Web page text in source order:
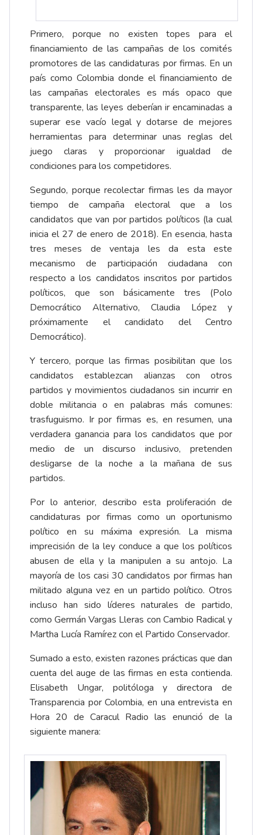
Primero, porque no existen topes para el
financiamiento de las campañas de los comités
promotores de las candidaturas por firmas. En un
país como Colombia donde el financiamiento de
las campañas electorales es más opaco que
transparente, las leyes deberían ir encaminadas a
superar ese vacío legal y dotarse de mejores
herramientas para determinar unas reglas del
juego claras y proporcionar igualdad de
condiciones para los competidores.
Segundo, porque recolectar firmas les da mayor
tiempo de campaña electoral que a los
candidatos que van por partidos políticos (la cual
inicia el 27 de enero de 2018). En esencia, hasta
tres meses de ventaja les da esta este
mecanismo de participación ciudadana con
respecto a los candidatos inscritos por partidos
políticos, que son básicamente tres (Polo
Democrático Alternativo, Claudia López y
próximamente el candidato del Centro
Democrático).
Y tercero, porque las firmas posibilitan que los
candidatos establezcan alianzas con otros
partidos y movimientos ciudadanos sin incurrir en
doble militancia o en palabras más comunes:
trasfuguismo. Ir por firmas es, en resumen, una
verdadera ganancia para los candidatos que por
medio de un discurso inclusivo, pretenden
desligarse de la noche a la mañana de sus
partidos.
Por lo anterior, describo esta proliferación de
candidaturas por firmas como un oportunismo
político en su máxima expresión. La misma
imprecisión de la ley conduce a que los políticos
abusen de ella y la manipulen a su antojo. La
mayoría de los casi 30 candidatos por firmas han
militado alguna vez en un partido político. Otros
incluso han sido líderes naturales de partido,
como Germán Vargas Lleras con Cambio Radical y
Martha Lucía Ramírez con el Partido Conservador.
Sumado a esto, existen razones prácticas que dan
cuenta del auge de las firmas en esta contienda.
Elisabeth Ungar, politóloga y directora de
Transparencia por Colombia, en una entrevista en
Hora 20 de Caracul Radio las enunció de la
siguiente manera: